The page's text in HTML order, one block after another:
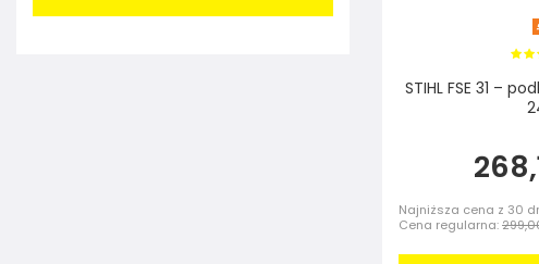
STIHL FSE 31 –
Najniższa cena z 30
Cena regularna: